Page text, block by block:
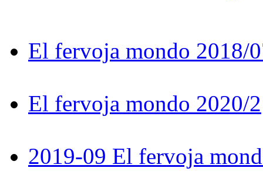
El fervoja mondo 2018/
El fervoja mondo 2020/2
2019-09 El fervoja